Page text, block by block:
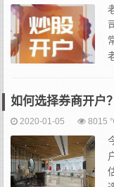
如何选择券商开户
2020-01-05 8015